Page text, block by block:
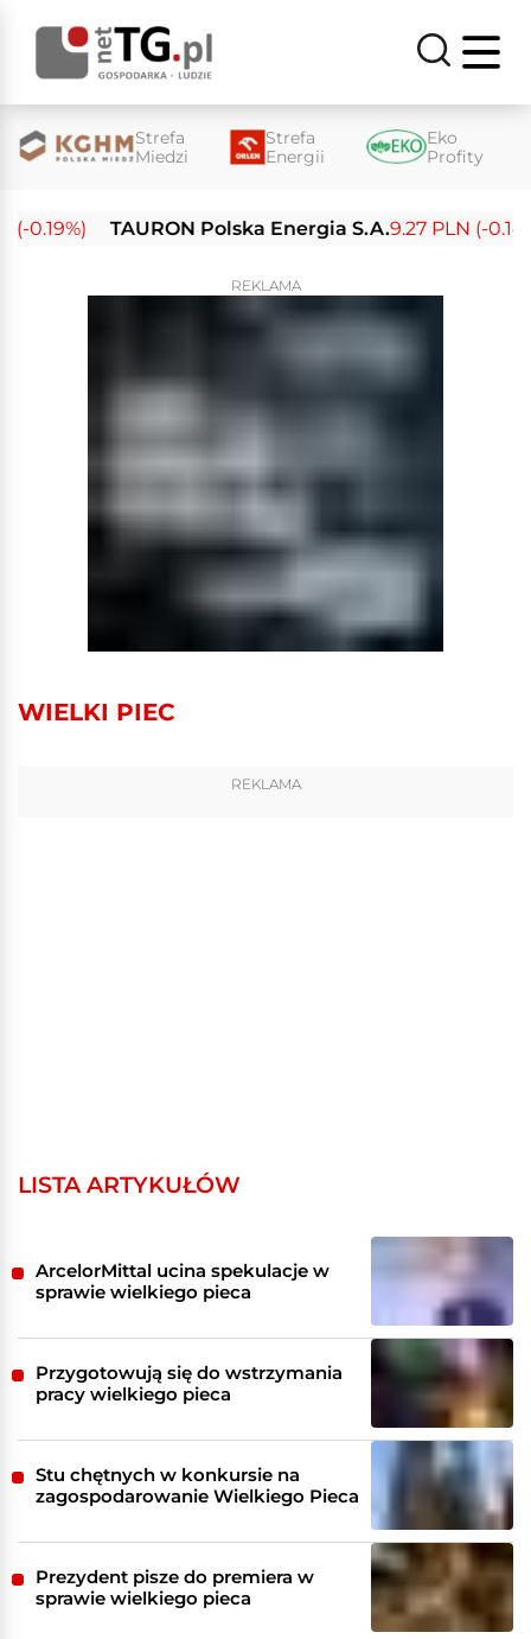
Strefa
Miedzi
Strefa
Energii
Eko
Profity
TAURON Polska Energia S.A.9.27 PLN (-0.14%)
REKLAMA
WIELKI PIEC
REKLAMA
LISTA ARTYKUŁÓW
ArcelorMittal ucina spekulacje w
sprawie wielkiego pieca
Przygotowują się do wstrzymania
pracy wielkiego pieca
Stu chętnych w konkursie na
zagospodarowanie Wielkiego Pieca
Prezydent pisze do premiera w
sprawie wielkiego pieca